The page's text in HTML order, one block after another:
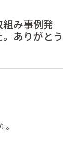
み事例発
ありがとう